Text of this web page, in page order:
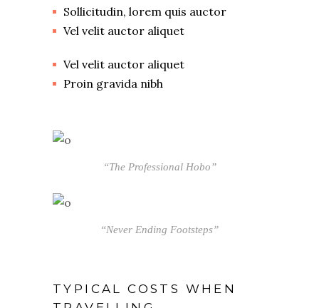
Sollicitudin, lorem quis auctor
Vel velit auctor aliquet
Vel velit auctor aliquet
Proin gravida nibh
“The Professional Hobo”
“Never Ending Footsteps”
TYPICAL COSTS WHEN